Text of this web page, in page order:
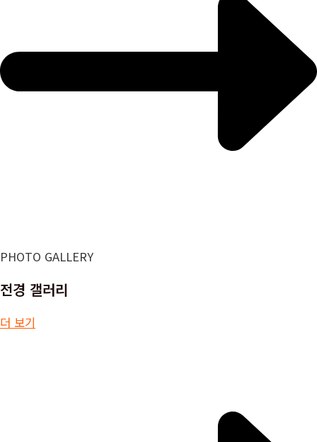
PHOTO GALLERY
전경 갤러리
더 보기